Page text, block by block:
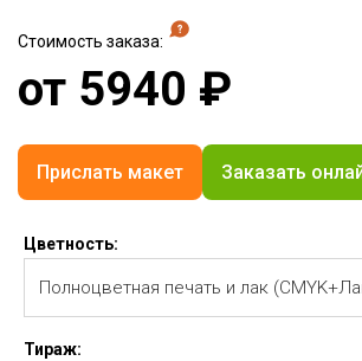
Стоимость заказа:
от 5940 ₽
Прислать макет Заказать
Цветность:
Тираж: